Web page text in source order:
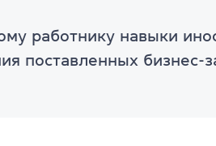
работнику навыки
поставленных бизнес-